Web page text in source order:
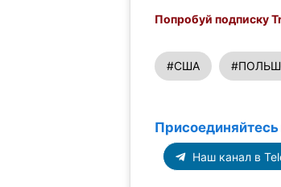
Попробуй подписку
#США
Наш канал в